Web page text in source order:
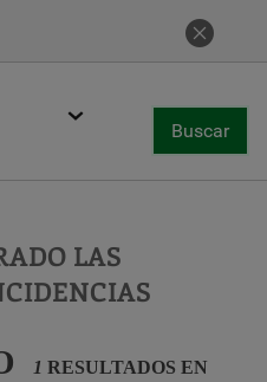
atención
Buscar
Buscar
LAS
1 RESULTADOS EN